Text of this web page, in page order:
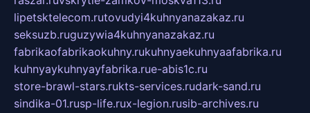
lipetsktelecom.rutovudyi4kuhnyanazakaz.ru
seksuzb.ruguzywia4kuhnyanazakaz.ru
fabrikaofabrikaokuhny.rukuhnyaekuhnyaafabrika.ru
kuhnyaykuhnyayfabrika.rue-abis1c.ru
store-brawl-stars.rukts-services.rudark-sand.ru
sindika-01.rusp-life.rux-legion.rusib-archives.ru